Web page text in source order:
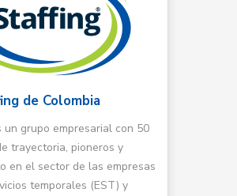
de Colombia
un grupo empresarial con 50
trayectoria, pioneros y
en el sector de las empresas
temporales (EST) y